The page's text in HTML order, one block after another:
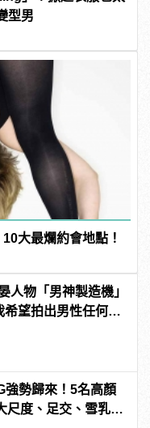
型男
大最爛約會地點！
人物「男神製造機」
希望拍出男性任何尺
強勢歸來！5名高顏
尺度、足交、雪乳、